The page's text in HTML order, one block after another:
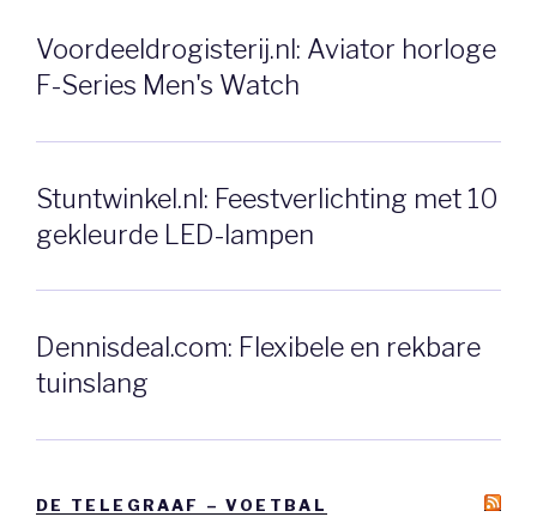
Voordeeldrogisterij.nl: Aviator horloge
F-Series Men's Watch
Stuntwinkel.nl: Feestverlichting met 10
gekleurde LED-lampen
Dennisdeal.com: Flexibele en rekbare
tuinslang
DE TELEGRAAF – VOETBAL